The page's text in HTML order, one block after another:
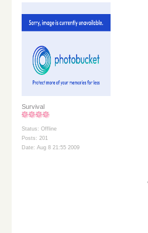
Survival
Status: Offline
Posts: 201
Date: Aug 8 21:55 2009